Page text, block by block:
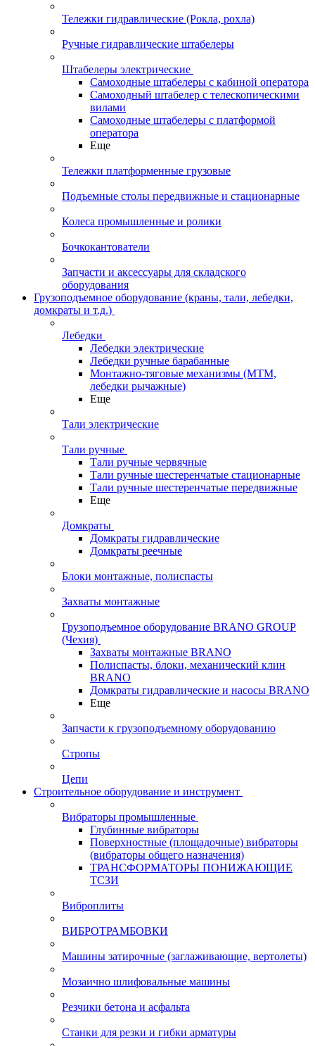
Тележки гидравлические (Рокла, рохла)
Ручные гидравлические штабелеры
Штабелеры электрические
Самоходные штабелеры с кабиной оператора
Самоходный штабелер с телескопическими
вилами
Самоходные штабелеры с платформой
оператора
Еще
Тележки платформенные грузовые
Подъемные столы передвижные и стационарные
Колеса промышленные и ролики
Бочкокантователи
Запчасти и аксессуары для складского
оборудования
Грузоподъемное оборудование (краны, тали, лебедки,
домкраты и т.д.)
Лебедки
Лебедки электрические
Лебедки ручные барабанные
Монтажно-тяговые механизмы (МТМ,
лебедки рычажные)
Еще
Тали электрические
Тали ручные
Тали ручные червячные
Тали ручные шестеренчатые стационарные
Тали ручные шестеренчатые передвижные
Еще
Домкраты
Домкраты гидравлические
Домкраты реечные
Блоки монтажные, полиспасты
Захваты монтажные
Грузоподъемное оборудование BRANO GROUP
(Чехия)
Захваты монтажные BRANO
Полиспасты, блоки, механический клин
BRANO
Домкраты гидравлические и насосы BRANO
Еще
Запчасти к грузоподъемному оборудованию
Стропы
Цепи
Строительное оборудование и инструмент
Вибраторы промышленные
Глубинные вибраторы
Поверхностные (площадочные) вибраторы
(вибраторы общего назначения)
ТРАНСФОРМАТОРЫ ПОНИЖАЮЩИЕ
ТСЗИ
Виброплиты
ВИБРОТРАМБОВКИ
Машины затирочные (заглаживающие, вертолеты)
Мозаично шлифовальные машины
Резчики бетона и асфальта
Станки для резки и гибки арматуры